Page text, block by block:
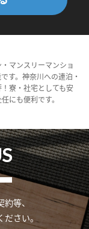
マンスリーマンショ
す。神奈川への連泊・
寮・社宅としても安
にも便利です。
等、
ださい。